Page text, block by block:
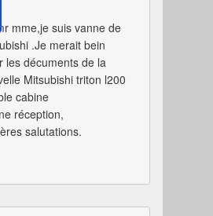
mme,je suis vanne de
.Je merait bein
les décuments de la
Mitsubishi triton l200
cabine
réception,
salutations.